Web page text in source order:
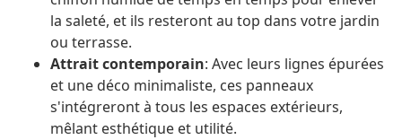
la saleté, et ils resteront au top dans votre jardin
ou terrasse.
Attrait contemporain: Avec leurs lignes épurées
et une déco minimaliste, ces panneaux
s'intégreront à tous les espaces extérieurs,
mêlant esthétique et utilité.